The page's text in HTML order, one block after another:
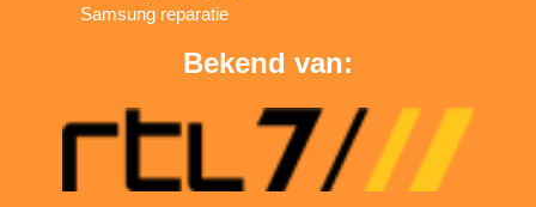
Samsung reparatie
Bekend van: